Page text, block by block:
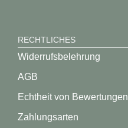
RECHTLICHES
Widerrufsbelehrung
AGB
Echtheit von Bewertungen
Zahlungsarten